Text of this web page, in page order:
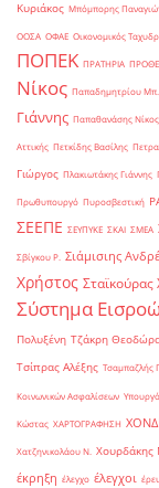
Κυριάκος Μπόμπορης
ΟΟΣΑ ΟΦΑΕ Οικονομικός
ΠΟΠΕΚ ΠΡΑΤΗΡΙΑ
Νίκος Παπαδημητρίου Μπ.
Γιάννης Παπαθανάσης Νίκος
Αττικής Πετκίδης Βασίλης
Γιώργος Πλακιωτάκης Γιάννης
Πρωθυπουργό Πυροσβεστική
ΣΕΕΠΕ ΣΕΥΠΥΚΕ ΣΚΑΙ ΣΜΕΑ
Σβίγκου Ρ. Σιάμισιης
Χρήστος Σταϊκούρας
Σύστημα
Πολυξένη Τζάκρη
Τσίπρας Αλέξης Τσαμπαζλής
Κοινωνικών Ασφαλίσεων
Κώστας ΧΑΡΤΟΓΡΑΦΗΣΗ
Χατζηνικολάου Ν. Χουρδάκης
έκρηξη έλεγχο έλεγχοι